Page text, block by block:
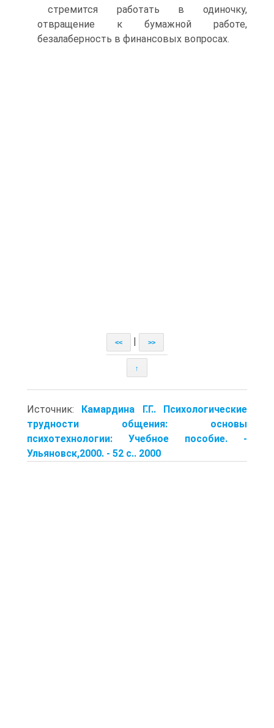
стремится работать в одиночку,
отвращение к бумажной работе,
безалаберность в финансовых вопросах.
<< >>
↑
Источник: Камардина Г.Г.. Психологические
трудности общения: основы
психотехнологии: Учебное пособие. -
Ульяновск,2000. - 52 с.. 2000